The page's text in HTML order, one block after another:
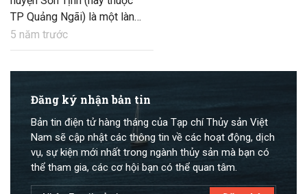
TP Quảng Ngãi) là một làng
chài lâu đời có nhiều di tích
lịch sử văn hóa. Đây cũng là
Vĩnh tham gia cùng đội Hùng
binh năm xưa giong buồm đi
cắm mốc xác định chủ
quyền biển đảo Hoàng Sa,
Trường Sa của đất nước ta.
5 năm trước
Đăng ký nhận bản tin
Bản tin điện tử hàng tháng của Tạp chí Thủy sản Việt
Nam sẽ cập nhật các thông tin về các hoạt động, dịch
vụ, sự kiện mới nhất trong ngành thủy sản mà bạn có
thể tham gia, các cơ hội bạn có thể quan tâm.